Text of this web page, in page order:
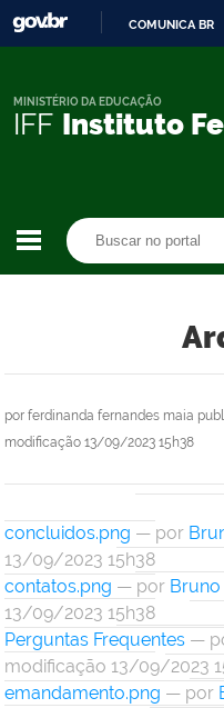
COMUNICA BR
IFF Instituto
MINISTÉRIO DA EDUCAÇÃO
por ferdinanda fernandes maia
modificação 13/09/2023 15h38
concluidos.png — por
13/09/2023 15h38
contatos.png — por Bruno
13/09/2023 15h38
Perguntas Frequentes —
modificação 13/09/2023
emandamento.png — por